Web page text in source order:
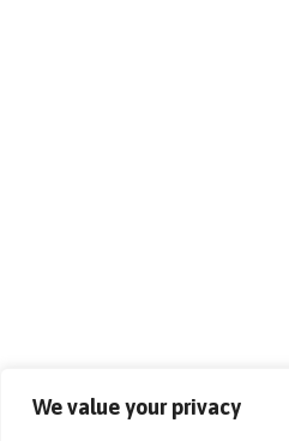
We value your privacy